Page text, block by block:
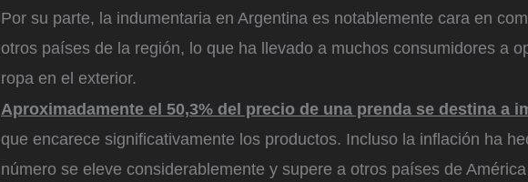
Por su parte, la indumentaria en Argentina es notablemente cara en
otros países de la región, lo que ha llevado a muchos consumidores a
ropa en el exterior.
Aproximadamente el 50,3% del precio de una prenda se destina a
que encarece significativamente los productos. Incluso la inflación ha
número se eleve considerablemente y supere a otros países de